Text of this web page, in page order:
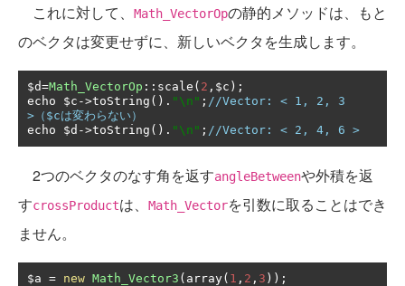
これに対して、 Math_VectorOpの静的メソッドは、もと
のベクタは変更せずに、新しいベクタを生成します。
$d=Math_VectorOp :: scale ( 2 , $c );
echo $c ->toString (). "\n" ; //Vector: < 1, 2, 3
>（$cは変わらない）
echo $d ->toString (). "\n" ; //Vector: < 2, 4, 6 >
2つのベクタのなす角を返すangleBetweenや外積を返
すcrossProductは、 Math_Vectorを引数に取ることはでき
ません。
$a = new Math_Vector3 ( array( 1 , 2 , 3 ));